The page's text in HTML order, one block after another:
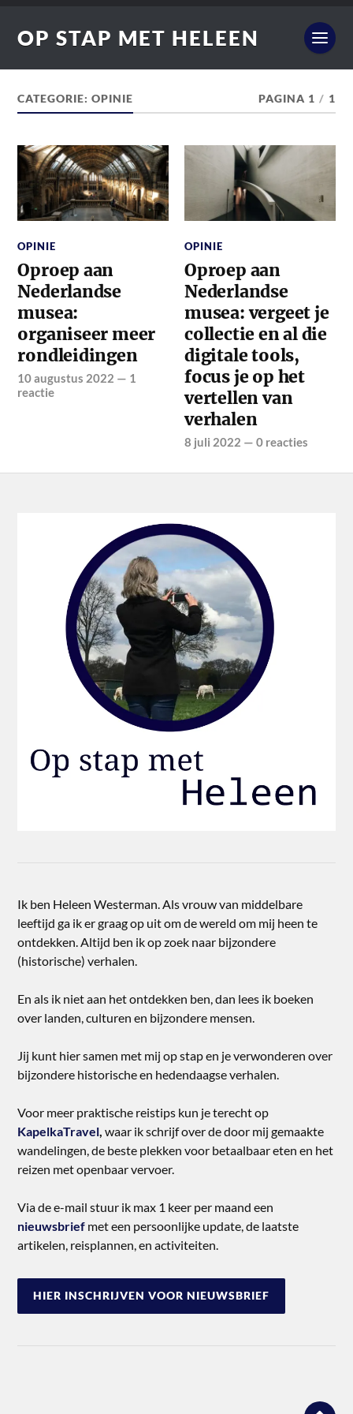
OP STAP MET HELEEN
CATEGORIE:OPINIE PAGINA 1 / 1
OPINIE
Oproep aan
Nederlandse
musea:
organiseer meer
rondleidingen
10 augustus 2022 — 1
reactie
OPINIE
Oproep aan
Nederlandse
musea: vergeet je
collectie en al die
digitale tools,
focus je op het
vertellen van
verhalen
8 juli 2022 —0 reacties
Ik ben Heleen Westerman. Als vrouw van middelbare
leeftijd ga ik er graag op uit om de wereld om mij heen te
ontdekken. Altijd ben ik op zoek naar bijzondere
(historische) verhalen.
En als ik niet aan het ontdekken ben, dan lees ik boeken
over landen, culturen en bijzondere mensen.
Jij kunt hier samen met mij op stap en je verwonderen over
bijzondere historische en hedendaagse verhalen.
Voor meer praktische reistips kun je terecht op
KapelkaTravel, waar ik schrijf over de door mij gemaakte
wandelingen, de beste plekken voor betaalbaar eten en het
reizen met openbaar vervoer.
Via de e-mail stuur ik max 1 keer per maand een
nieuwsbrief met een persoonlijke update, de laatste
artikelen, reisplannen, en activiteiten.
HIER INSCHRIJVEN VOOR NIEUWSBRIEF